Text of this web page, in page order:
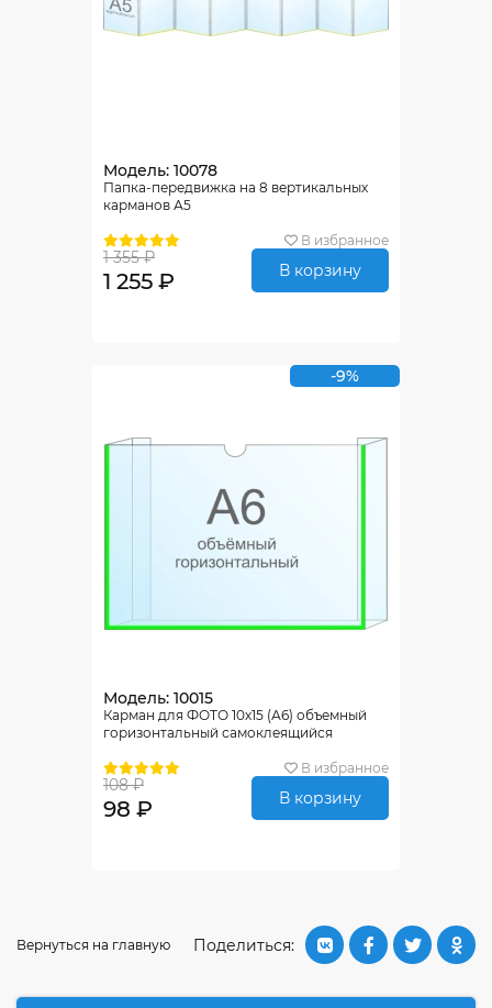
Модель: 10078
Папка-передвижка на 8 вертикальных
карманов А5
В избранное
1 355 ₽
1 255 ₽ В корзину
-9%
Модель: 10015
Карман для ФОТО 10х15 (А6) объемный
горизонтальный самоклеящийся
В избранное
108 ₽
98 ₽ В корзину
Поделиться:
Вернуться на главную